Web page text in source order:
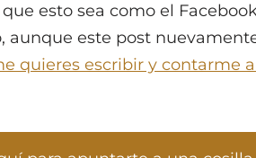
esto sea como el
aunque este post
quieres escribir y contarme